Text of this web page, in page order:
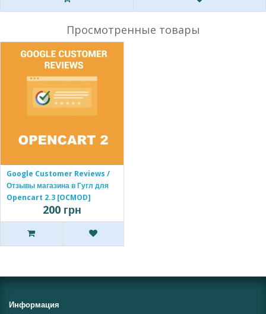
Просмотренные товары
Google Customer Reviews /
Отзывы магазина в Гугл для
Opencart 2.3 [OCMOD]
200 грн
Информация